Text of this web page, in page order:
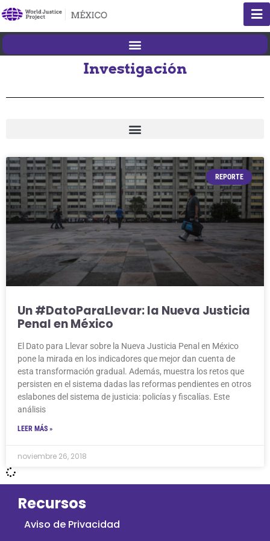
Investigación
REPORTE
Un #DatoParaLlevar: la Nueva Justicia
Penal en México
El Dato para Llevar sobre la Nueva Justicia Penal en México
pone la mirada en los indicadores que mejor dan cuenta de
esta transformación gradual. Además, muestra los retos que
persisten en el sistema dadas las reformas pendientes en otros
eslabones del sistema de justicia: policías y fiscalías. Este
análisis
LEER MÁS »
noviembre 26, 2018
Recursos
Aviso de Privacidad